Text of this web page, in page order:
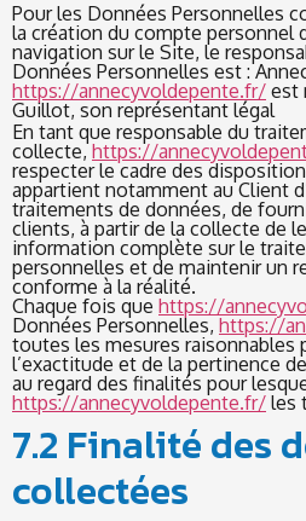
Pour les Données Personnelles
la création du compte personnel
navigation sur le Site, le
Données Personnelles est :
https://annecyvoldepente.fr/ est
Guillot, son représentant légal
En tant que responsable du
collecte,https://
respecter le cadre des
appartient notamment au Client
traitements de données, de
clients, à partir de la collecte de
information complète sur le
personnelles et de maintenir un
conforme à la réalité.
Chaque fois que https://
Données Personnelles, https://
toutes les mesures raisonnables
l’exactitude et de la pertinence
au regard des finalités pour
https://annecyvoldepente.fr/ les
7.2 Finalité des
collectées